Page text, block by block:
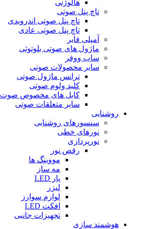
هالوژنی
تاچ پنل صوتی
تاچ پنل صوتی اندرویدی
تاچ پنل صوتی عادی
آمپلی فایر
ماژول های صوتی بلوتوثی
ساب ووفر
سایر محصولات صوتی
ترانس ماژول صوتی
کلید ولوم صوتی
کابل های مخصوص صوت
سایر متعلقات صوتی
روشنایی
سنسورهای روشنایی
نورهای خطی
نورپردازی
رقص نور
مووینگ ها
مه ساز
پار LED
لیزر
لوازم سوارز
افکت LED
تجهیزات جانبی
هوشمند سازی